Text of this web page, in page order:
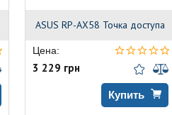
ASUS RP-AX58 Точка доступа
Цена:
3 229 грн
Купить